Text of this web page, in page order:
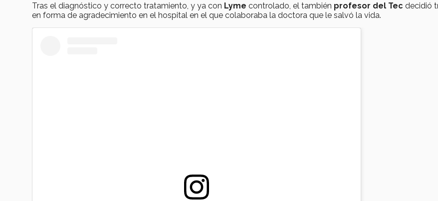
Tras el diagnóstico y correcto tratamiento, y ya con Lyme controlado, el también profesor del Tec decidió
en forma de agradecimiento en el hospital en el que colaboraba la doctora que le salvó la vida.